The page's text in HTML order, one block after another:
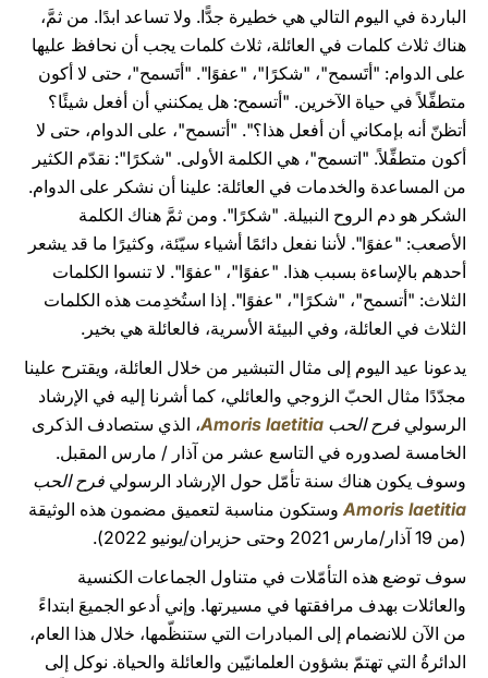
الباردة في اليوم التالي هي خطيرة جدًّا. ولا تساعد ابدًا. من ثمَّ،
هناك ثلاث كلمات في العائلة، ثلاث كلمات يجب أن نحافظ عليها
على الدوام: "أتَسمح"، "شكرًا"، "عفوًا". "أتَسمح"، حتى لا أكون
متطفِّلاً في حياة الآخرين. "أتسمح: هل يمكنني أن أفعل شيئًا؟
أتظنّ أنه بإمكاني أن أفعل هذا؟". "أتسمح"، على الدوام، حتى لا
أكون متطفِّلاً. "اتسمح"، هي الكلمة الأولى. "شكرًا": نقدّم الكثير
من المساعدة والخدمات في العائلة: علينا أن نشكر على الدوام.
الشكر هو دم الروح النبيلة. "شكرًا". ومن ثمَّ هناك الكلمة
الأصعب: "عفوًا". لأننا نفعل دائمًا أشياء سيّئة، وكثيرًا ما قد يشعر
أحدهم بالإساءة بسبب هذا. "عفوًا"، "عفوًا". لا تنسوا الكلمات
الثلاث: "أتسمح"، "شكرًا"، "عفوًا". إذا استُخدِمت هذه الكلمات
الثلاث في العائلة، وفي البيئة الأسرية، فالعائلة هي بخير.
يدعونا عيد اليوم إلى مثال التبشير من خلال العائلة، ويقترح علينا
مجدّدًا مثال الحبّ الزوجي والعائلي، كما أشرنا إليه في الإرشاد
الرسولي فرح الحب Amoris laetitia، الذي ستصادف الذكرى
الخامسة لصدوره في التاسع عشر من آذار / مارس المقبل.
وسوف يكون هناك سنة تأمّل حول الإرشاد الرسولي فرح الحب
Amoris laetitiaوستكون مناسبة لتعميق مضمون هذه الوثيقة
(من 19 آذار/مارس 2021 وحتى حزيران/يونيو 2022).
سوف توضع هذه التأمّلات في متناول الجماعات الكنسية
والعائلات بهدف مرافقتها في مسيرتها. وإني أدعو الجميعَ ابتداءً
من الآن للانضمام إلى المبادرات التي ستنظّمها، خلال هذا العام،
الدائرةُ التي تهتمّ بشؤون العلمانيّين والعائلة والحياة. نوكل إلى